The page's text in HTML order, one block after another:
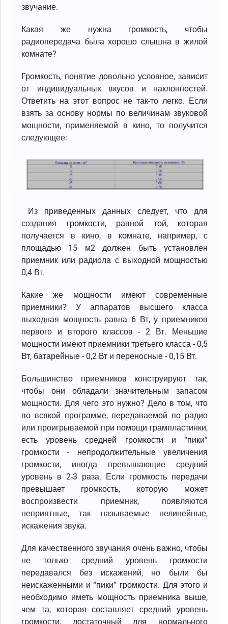
звучание.
Какая же нужна громкость, чтобы
радиопередача была хорошо слышна в жилой
комнате?
Громкость, понятие довольно условное, зависит
от индивидуальных вкусов и наклонностей.
Ответить на этот вопрос не так-то легко. Если
взять за основу нормы по величинам звуковой
мощности, применяемой в кино, то получится
следующее:
Из приведенных данных следует, что для
создания громкости, равной той, которая
получается в кино, в комнате, например, с
площадью 15 м2 должен быть установлен
приемник или радиола с выходной мощностью
0,4 Вт.
Какие же мощности имеют современные
приемники? У аппаратов высшего класса
выходная мощность равна 6 Вт, у приемников
первого и второго классов - 2 Вт. Меньшие
мощности имеют приемники третьего класса - 0,5
Вт, батарейные - 0,2 Вт и переносные - 0,15 Вт.
Большинство приемников конструируют так,
чтобы они обладали значительным запасом
мощности. Для чего это нужно? Дело в том, что
во всякой программе, передаваемой по радио
или проигрываемой при помощи грампластинки,
есть уровень средней громкости и “пики”
громкости - непродолжительные увеличения
громкости, иногда превышающие средний
уровень в 2-3 раза. Если громкость передачи
превышает громкость, которую может
воспроизвести приемник, появляются
неприятные, так называемые нелинейные,
искажения звука.
Для качественного звучания очень важно, чтобы
не только средний уровень громкости
передавался без искажений, но были бы
неискаженными и “пики” громкости. Для этого и
необходимо иметь мощность приемника выше,
чем та, которая составляет средний уровень
громкости, достаточный для нормального